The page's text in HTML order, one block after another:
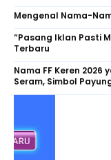
Mengenal Nama-
“Pasang Iklan Pasti
Terbaru
Nama FF Keren
Seram, Simbol